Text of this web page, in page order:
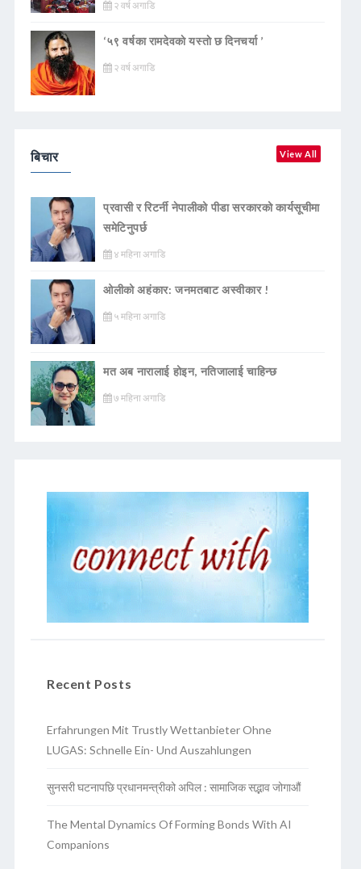
२ वर्ष अगाडि
‘५९ वर्षका रामदेवकाे यस्ताे छ दिनचर्या ’
२ वर्ष अगाडि
बिचार View All
प्रवासी र रिटर्नी नेपालीको पीडा सरकारको कार्यसूचीमा
समेटिनुपर्छ
४ महिना अगाडि
ओलीको अहंकार: जनमतबाट अस्वीकार !
५ महिना अगाडि
मत अब नारालाई होइन, नतिजालाई चाहिन्छ
७ महिना अगाडि
Recent Posts
Erfahrungen Mit Trustly Wettanbieter Ohne
LUGAS: Schnelle Ein- Und Auszahlungen
सुनसरी घटनापछि प्रधानमन्त्रीको अपिल : सामाजिक सद्भाव जोगाऔं
The Mental Dynamics Of Forming Bonds With AI
Companions